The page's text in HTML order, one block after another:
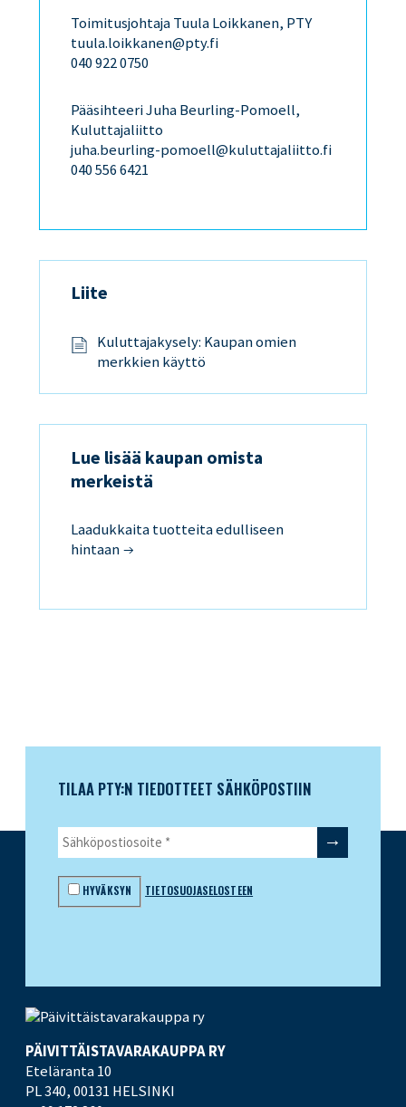
Toimitusjohtaja Tuula Loikkanen, PTY
tuula.loikkanen@pty.fi
040 922 0750
Pääsihteeri Juha Beurling-Pomoell,
Kuluttajaliitto
juha.beurling-pomoell@kuluttajaliitto.fi
040 556 6421
Liite
Kuluttajakysely: Kaupan omien
merkkien käyttö
Lue lisää kaupan omista
merkeistä
Laadukkaita tuotteita edulliseen
hintaan
TILAA PTY:N TIEDOTTEET SÄHKÖPOSTIIN
HYVÄKSYN TIETOSUOJASELOSTEEN
PÄIVITTÄISTAVARA­KAUPPA RY
Eteläranta 10
PL 340,00131 HELSINKI